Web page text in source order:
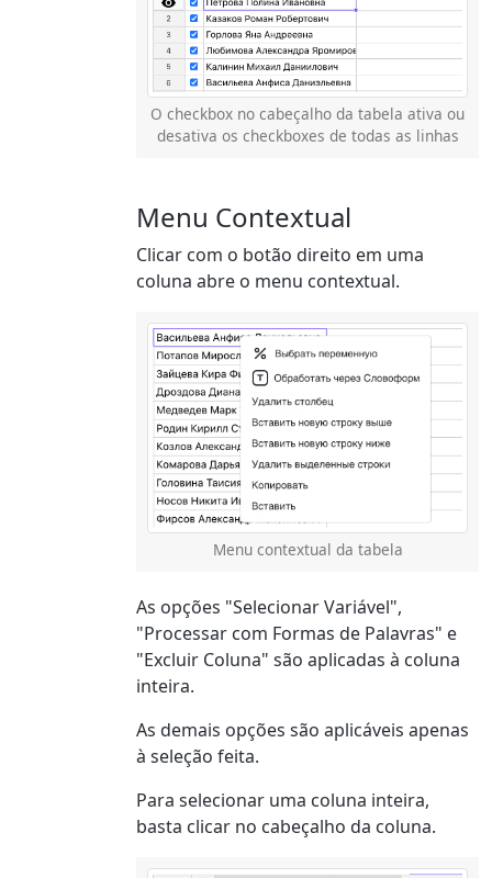
O checkbox no cabeçalho da tabela ativa ou
desativa os checkboxes de todas as linhas
Menu Contextual
Clicar com o botão direito em uma
coluna abre o menu contextual.
Menu contextual da tabela
As opções "Selecionar Variável",
"Processar com Formas de Palavras" e
"Excluir Coluna" são aplicadas à coluna
inteira.
As demais opções são aplicáveis apenas
à seleção feita.
Para selecionar uma coluna inteira,
basta clicar no cabeçalho da coluna.